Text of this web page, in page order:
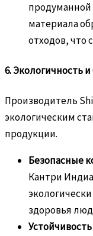
продуманной
материала
отходов, что
6. Экологичность
Производитель
экологическим
продукции.
Безопасные
Кантри
здоровья